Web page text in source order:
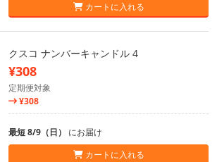
カートに入れる
クスコ ナンバーキャンドル 4
¥308
定期便対象
¥308
最短 8/9（日） にお届け
カートに入れる